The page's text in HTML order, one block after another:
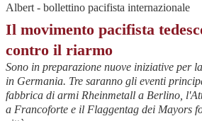
Albert - bollettino pacifista internazionale
Il movimento pacifista
contro il riarmo
Sono in preparazione nuove iniziative per
in Germania. Tre saranno gli eventi
fabbrica di armi Rheinmetall a Berlino,
a Francoforte e il Flaggentag dei Mayors